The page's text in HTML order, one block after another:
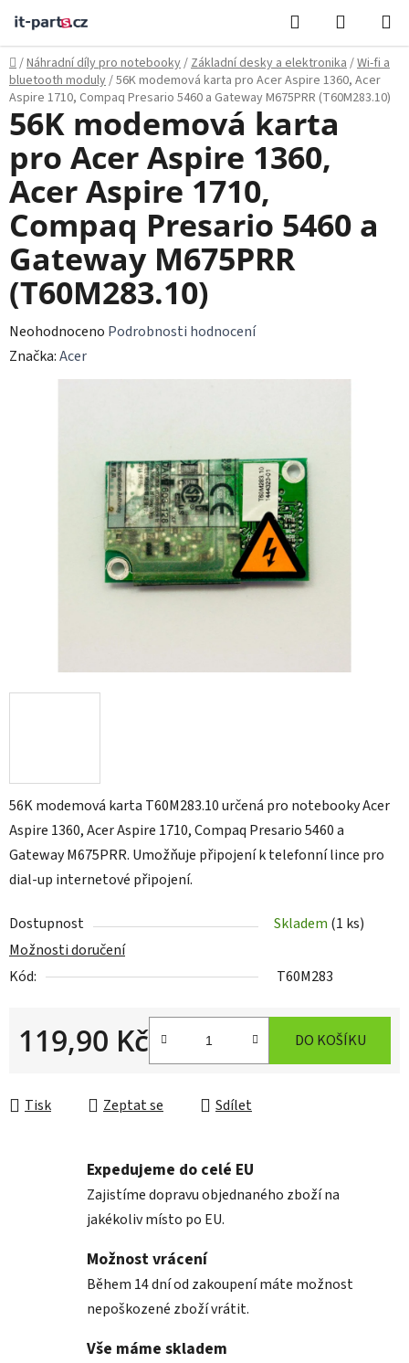
obsah
Hledat
KOŠÍK
Domů
/Náhradní díly pro notebooky/Základní desky a elektronika/Wi‑fi a
bluetooth moduly/56K modemová karta pro Acer Aspire 1360, Acer
Aspire 1710, Compaq Presario 5460 a Gateway M675PRR (T60M283.10)
56K modemová karta T60M283.10 určená pro notebooky Acer
Aspire 1360, Acer Aspire 1710, Compaq Presario 5460 a
Gateway M675PRR. Umožňuje připojení k telefonní lince pro
dial-up internetové připojení.
Dostupnost Skladem (1 ks)
Možnosti doručení
Kód:
T60M283
119,90 Kč DO KOŠÍKU
Tisk Zeptat se Sdílet
56K modemová karta
pro Acer Aspire 1360,
Acer Aspire 1710,
Compaq Presario 5460 a
Gateway M675PRR
(T60M283.10)
Průměrné
hodnocení
produktu
Neohodnoceno Podrobnosti hodnocení
Značka:Acer
Expedujeme do celé EU
Zajistíme dopravu objednaného zboží na
jakékoliv místo po EU.
Možnost vrácení
Během 14 dní od zakoupení máte možnost
nepoškozené zboží vrátit.
Vše máme skladem